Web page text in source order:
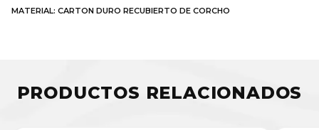
MATERIAL: CARTON DURO RECUBIERTO DE CORCHO
PRODUCTOS RELACIONADOS